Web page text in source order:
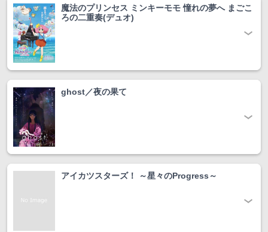
魔法のプリンセス ミンキーモモ 憧れの夢へ まごこ
ろの二重奏(デュオ)
ghost／夜の果て
アイカツスターズ！ ～星々のProgress～